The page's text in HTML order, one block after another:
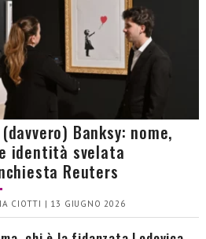
Banksy: nome,
identità svelata
Reuters
CIOTTI | 13 GIUGNO 2026